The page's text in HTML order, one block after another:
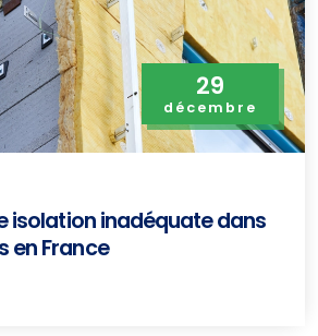
29
décembre
isolation inadéquate dans
en France